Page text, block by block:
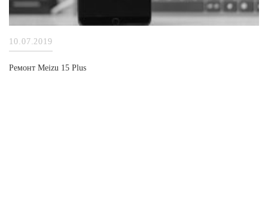
10.07.2019
Ремонт Meizu 15 Plus